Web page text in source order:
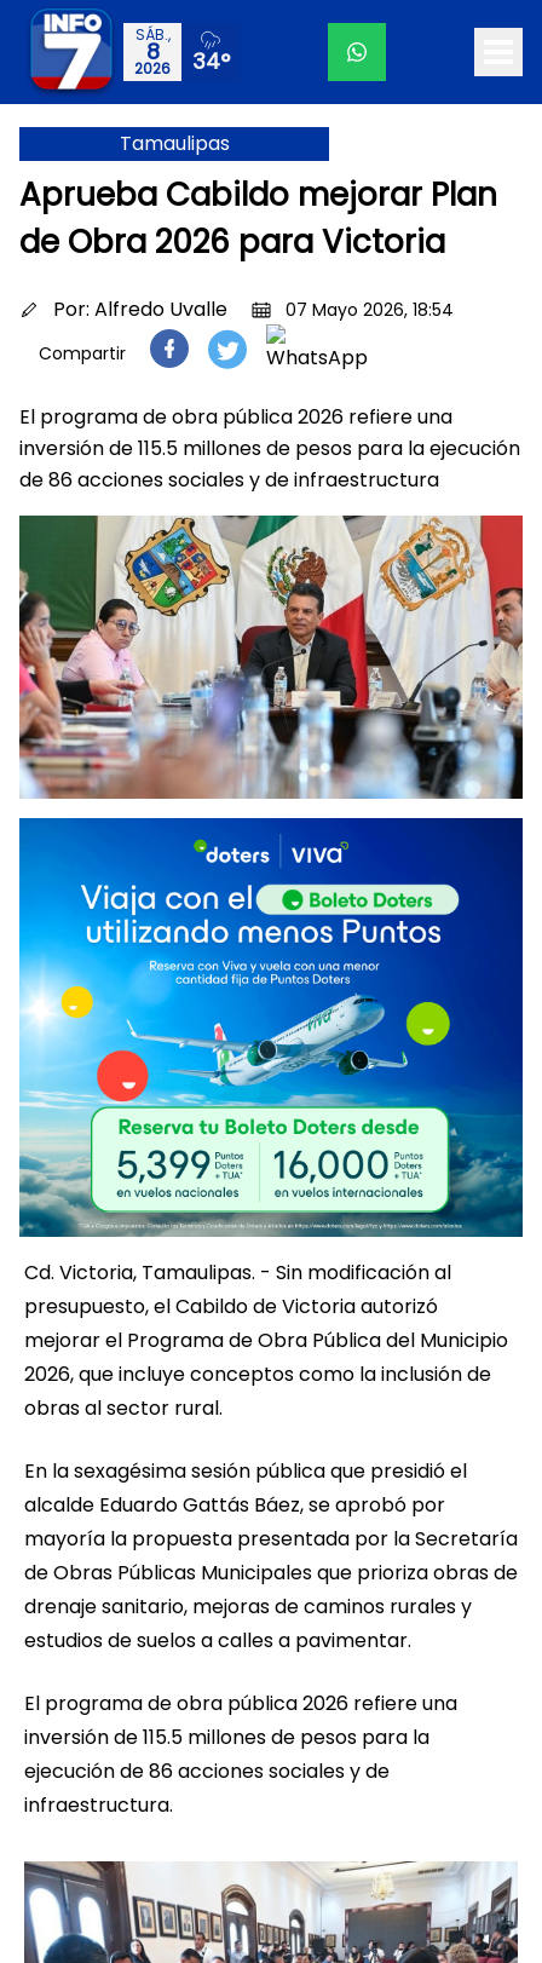
SÁB.,
8
2026 34°
Tamaulipas
Aprueba Cabildo mejorar Plan
de Obra 2026 para Victoria
Por: Alfredo Uvalle
07 Mayo 2026, 18:54
Compartir
El programa de obra pública 2026 refiere una
inversión de 115.5 millones de pesos para la ejecución
de 86 acciones sociales y de infraestructura
Cd. Victoria, Tamaulipas. - Sin modificación al
presupuesto, el Cabildo de Victoria autorizó
mejorar el Programa de Obra Pública del Municipio
2026, que incluye conceptos como la inclusión de
obras al sector rural.
En la sexagésima sesión pública que presidió el
alcalde Eduardo Gattás Báez, se aprobó por
mayoría la propuesta presentada por la Secretaría
de Obras Públicas Municipales que prioriza obras de
drenaje sanitario, mejoras de caminos rurales y
estudios de suelos a calles a pavimentar.
El programa de obra pública 2026 refiere una
inversión de 115.5 millones de pesos para la
ejecución de 86 acciones sociales y de
infraestructura.